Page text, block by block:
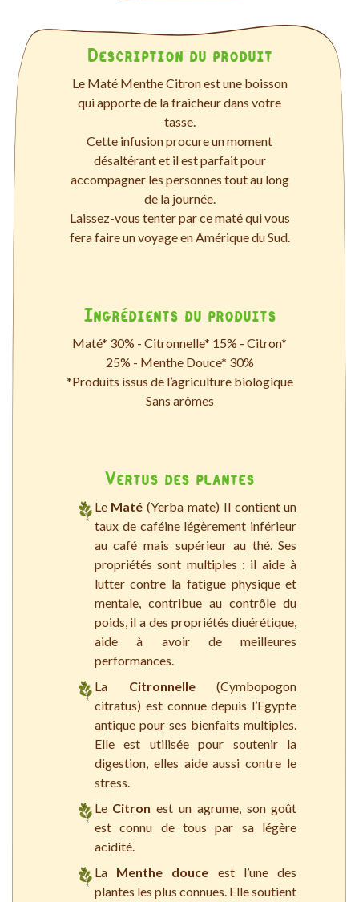
Description du produit
Le Maté Menthe Citron est une boisson
qui apporte de la fraicheur dans votre
tasse.
Cette infusion procure un moment
désaltérant et il est parfait pour
accompagner les personnes tout au long
de la journée.
Laissez-vous tenter par ce maté qui vous
fera faire un voyage en Amérique du Sud.
Ingrédients du produits
Maté* 30% - Citronnelle* 15% - Citron*
25% - Menthe Douce* 30%
*Produits issus de l’agriculture biologique
Sans arômes
Vertus des plantes
Le Maté (Yerba mate) Il contient un
taux de caféine légèrement inférieur
au café mais supérieur au thé. Ses
propriétés sont multiples : il aide à
lutter contre la fatigue physique et
mentale, contribue au contrôle du
poids, il a des propriétés diuérétique,
aide à avoir de meilleures
performances.
La Citronnelle(Cymbopogon
citratus) est connue depuis l’Egypte
antique pour ses bienfaits multiples.
Elle est utilisée pour soutenir la
digestion, elles aide aussi contre le
stress.
Le Citron est un agrume, son goût
est connu de tous par sa légère
acidité.
La Menthe douce est l’une des
plantes les plus connues. Elle soutient